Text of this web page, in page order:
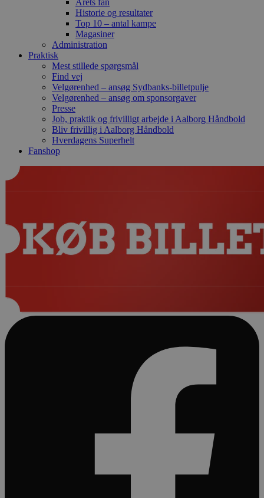
Historie og resultater
Top 10 – antal kampe
Magasiner
Administration
Praktisk
Mest stillede spørgsmål
Find vej
Velgørenhed – ansøg Sydbanks-billetpulje
Velgørenhed – ansøg om sponsorgaver
Presse
Job, praktik og frivilligt arbejde i Aalborg Håndbold
Bliv frivillig i Aalborg Håndbold
Hverdagens Superhelt
Fanshop